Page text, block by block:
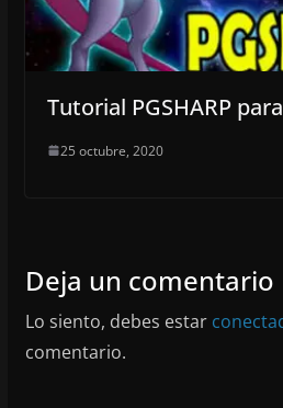
Tutorial PGSHARP
25 octubre, 2020
Deja un comentario
Lo siento, debes estar
comentario.